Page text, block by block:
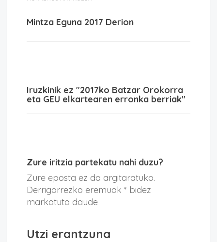
Mintza Eguna 2017 Derion
Iruzkinik ez "2017ko Batzar Orokorra
eta GEU elkartearen erronka berriak"
Zure iritzia partekatu nahi duzu?
Zure eposta ez da argitaratuko.
Derrigorrezko eremuak * bidez
markatuta daude
Utzi erantzuna